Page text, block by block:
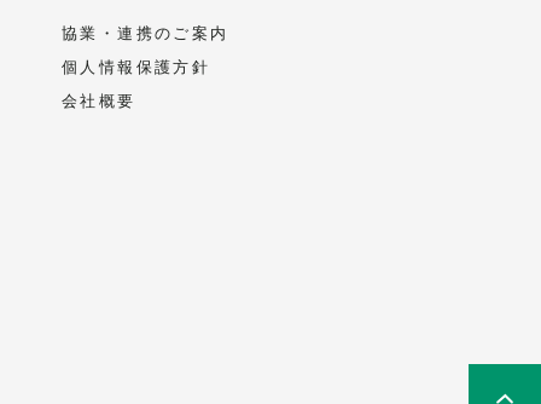
協業・連携のご案内
個人情報保護方針
会社概要